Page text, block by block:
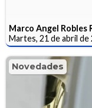
Marco Angel Robles
Martes, 21 de abril de
Novedades